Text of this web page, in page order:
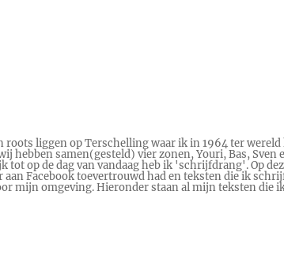
liggen op Terschelling waar ik in 1964 ter
hebben samen(gesteld) vier zonen, Youri, Bas, Sven
op de dag van vandaag heb ik 'schrijfdrang'. Op
aan Facebook toevertrouwd had en teksten die ik
omgeving. Hieronder staan al mijn teksten die